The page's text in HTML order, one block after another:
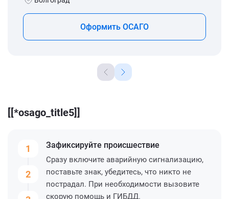
Оформить ОСАГО
[[*osago_title5]]
1
2
Зафиксируйте происшествие
Сразу включите аварийную сигнализацию,
поставьте знак, убедитесь, что никто не
пострадал. При необходимости вызовите
скорую помощь и ГИБДД.